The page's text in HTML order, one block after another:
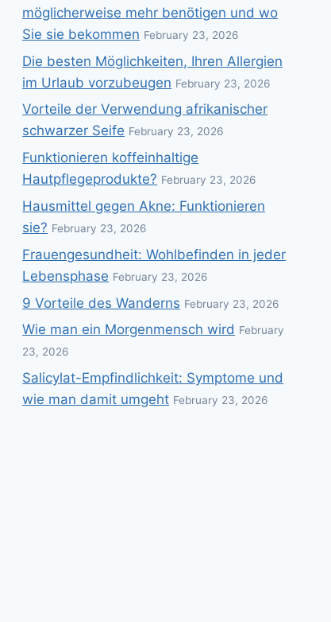
möglicherweise mehr benötigen und wo
Sie sie bekommen February 23, 2026
Die besten Möglichkeiten, Ihren Allergien
im Urlaub vorzubeugen February 23, 2026
Vorteile der Verwendung afrikanischer
schwarzer Seife February 23, 2026
Funktionieren koffeinhaltige
Hautpflegeprodukte? February 23, 2026
Hausmittel gegen Akne: Funktionieren
sie? February 23, 2026
Frauengesundheit: Wohlbefinden in jeder
Lebensphase February 23, 2026
9 Vorteile des Wanderns February 23, 2026
Wie man ein Morgenmensch wird February
23, 2026
Salicylat-Empfindlichkeit: Symptome und
wie man damit umgeht February 23, 2026